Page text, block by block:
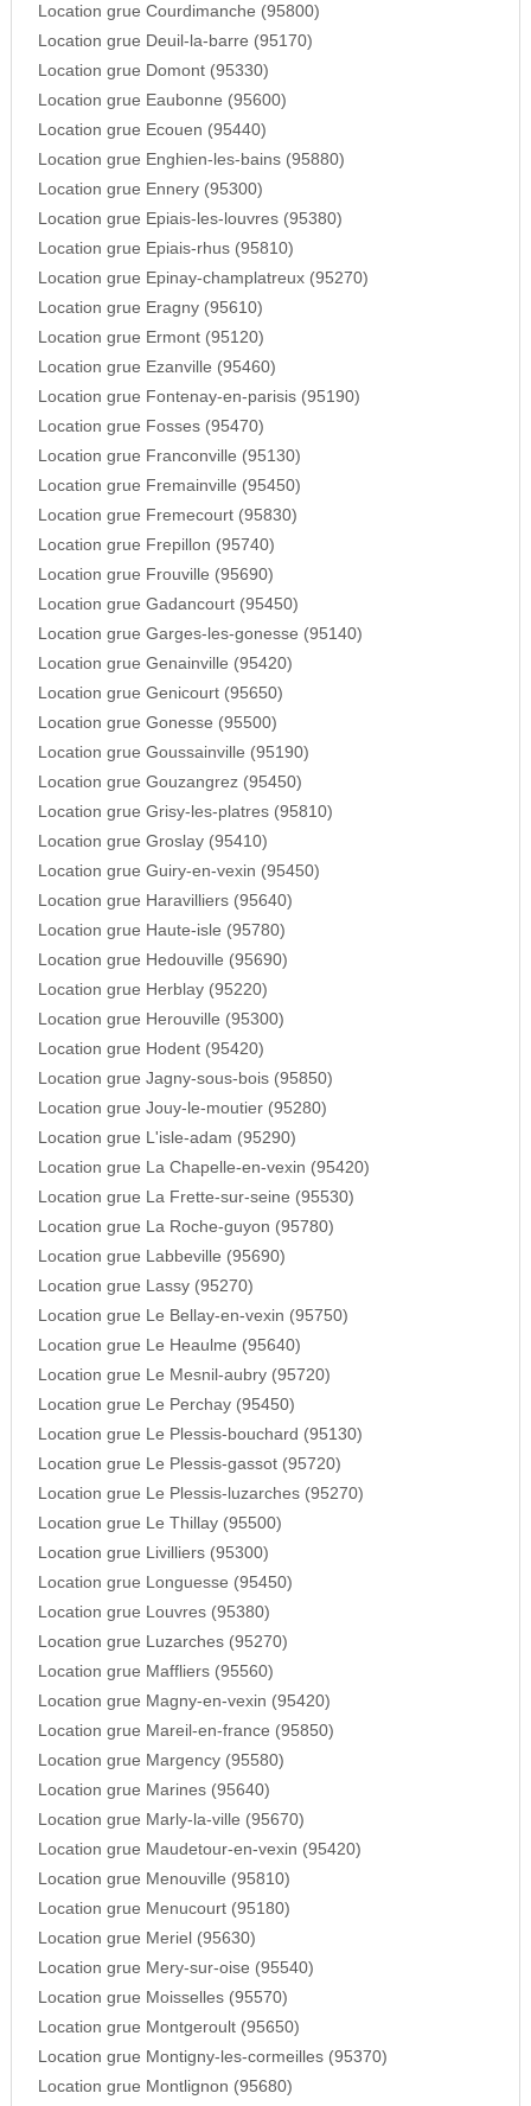
Location grue Courdimanche (95800)
Location grue Deuil-la-barre (95170)
Location grue Domont (95330)
Location grue Eaubonne (95600)
Location grue Ecouen (95440)
Location grue Enghien-les-bains (95880)
Location grue Ennery (95300)
Location grue Epiais-les-louvres (95380)
Location grue Epiais-rhus (95810)
Location grue Epinay-champlatreux (95270)
Location grue Eragny (95610)
Location grue Ermont (95120)
Location grue Ezanville (95460)
Location grue Fontenay-en-parisis (95190)
Location grue Fosses (95470)
Location grue Franconville (95130)
Location grue Fremainville (95450)
Location grue Fremecourt (95830)
Location grue Frepillon (95740)
Location grue Frouville (95690)
Location grue Gadancourt (95450)
Location grue Garges-les-gonesse (95140)
Location grue Genainville (95420)
Location grue Genicourt (95650)
Location grue Gonesse (95500)
Location grue Goussainville (95190)
Location grue Gouzangrez (95450)
Location grue Grisy-les-platres (95810)
Location grue Groslay (95410)
Location grue Guiry-en-vexin (95450)
Location grue Haravilliers (95640)
Location grue Haute-isle (95780)
Location grue Hedouville (95690)
Location grue Herblay (95220)
Location grue Herouville (95300)
Location grue Hodent (95420)
Location grue Jagny-sous-bois (95850)
Location grue Jouy-le-moutier (95280)
Location grue L'isle-adam (95290)
Location grue La Chapelle-en-vexin (95420)
Location grue La Frette-sur-seine (95530)
Location grue La Roche-guyon (95780)
Location grue Labbeville (95690)
Location grue Lassy (95270)
Location grue Le Bellay-en-vexin (95750)
Location grue Le Heaulme (95640)
Location grue Le Mesnil-aubry (95720)
Location grue Le Perchay (95450)
Location grue Le Plessis-bouchard (95130)
Location grue Le Plessis-gassot (95720)
Location grue Le Plessis-luzarches (95270)
Location grue Le Thillay (95500)
Location grue Livilliers (95300)
Location grue Longuesse (95450)
Location grue Louvres (95380)
Location grue Luzarches (95270)
Location grue Maffliers (95560)
Location grue Magny-en-vexin (95420)
Location grue Mareil-en-france (95850)
Location grue Margency (95580)
Location grue Marines (95640)
Location grue Marly-la-ville (95670)
Location grue Maudetour-en-vexin (95420)
Location grue Menouville (95810)
Location grue Menucourt (95180)
Location grue Meriel (95630)
Location grue Mery-sur-oise (95540)
Location grue Moisselles (95570)
Location grue Montgeroult (95650)
Location grue Montigny-les-cormeilles (95370)
Location grue Montlignon (95680)